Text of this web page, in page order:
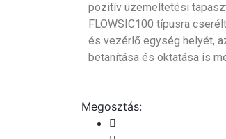
pozitív üzemeltetési
FLOWSIC100 típusra
és vezérlő egység helyét,
betanítása és oktatása is
Megosztás: